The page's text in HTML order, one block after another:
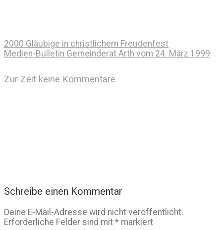
2000 Gläubige in christlichem Freudenfest
Medien-Bulletin Gemeinderat Arth vom 24. März 1999
Zur Zeit keine Kommentare
Schreibe einen Kommentar
Deine E-Mail-Adresse wird nicht veröffentlicht.
Erforderliche Felder sind mit * markiert